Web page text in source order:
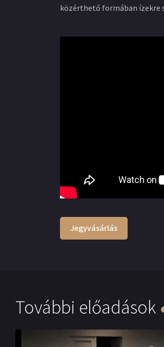
közérthető formában ízekre
Jegyvásárlás
További előadások